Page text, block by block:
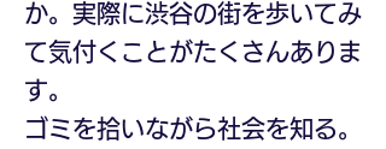
か。実際に渋谷の街を歩いてみ
て気付くことがたくさんありま
す。
ゴミを拾いながら社会を知る。